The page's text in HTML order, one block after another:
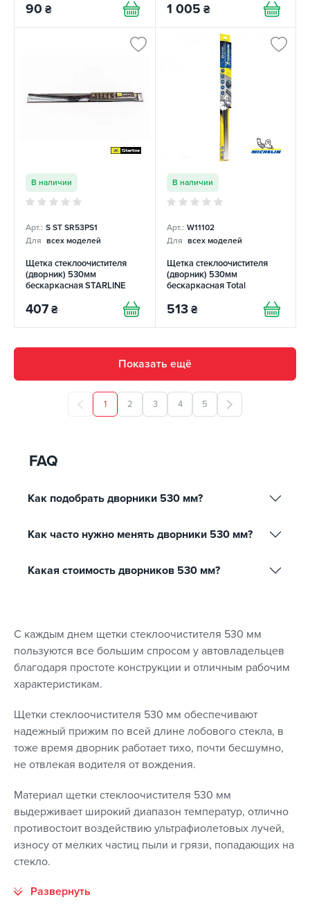
90 ₴ 1 005 ₴
В наличии
Арт.: S ST SR53PS1
Для всех моделей
Щетка стеклоочистителя
(дворник) 530мм
бескаркасная STARLINE
407 ₴
В наличии
Арт.: W11102
Для всех моделей
Щетка стеклоочистителя
(дворник) 530мм
бескаркасная Total
513 ₴
Показать ещё
1 2 3 4 5
FAQ
Как подобрать дворники 530 мм?
Как часто нужно менять дворники 530 мм?
Какая стоимость дворников 530 мм?
С каждым днем щетки стеклоочистителя 530 мм
пользуются все большим спросом у автовладельцев
благодаря простоте конструкции и отличным рабочим
характеристикам.
Щетки стеклоочистителя 530 мм обеспечивают
надежный прижим по всей длине лобового стекла, в
тоже время дворник работает тихо, почти бесшумно,
не отвлекая водителя от вождения.
Материал щетки стеклоочистителя 530 мм
выдерживает широкий диапазон температур, отлично
противостоит воздействию ультрафиолетовых лучей,
износу от мелких частиц пыли и грязи, попадающих на
стекло.